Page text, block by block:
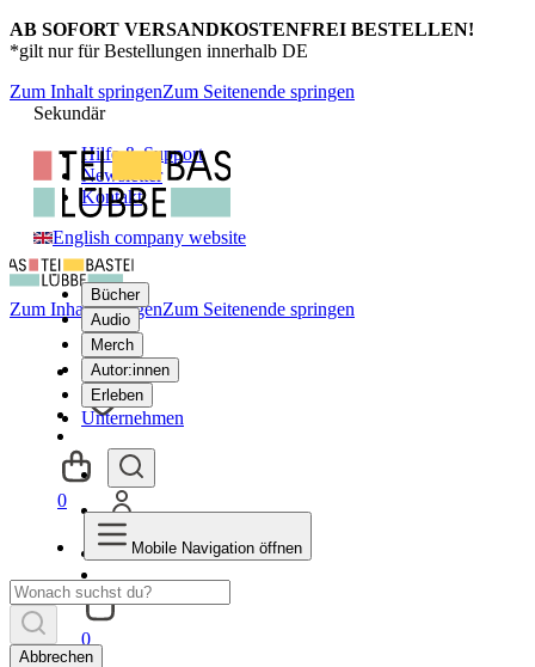
AB SOFORT VERSANDKOSTENFREI BESTELLEN!
*gilt nur für Bestellungen innerhalb DE
Zum Inhalt springenZum Seitenende springen
Sekundär
Hilfe & Support
Newsletter
Kontakt
English company website
Bücher
Audio
Merch
Autor:innen
Erleben
Unternehmen
0
Zum Inhalt springenZum Seitenende springen
0
Mobile Navigation öffnen
Abbrechen